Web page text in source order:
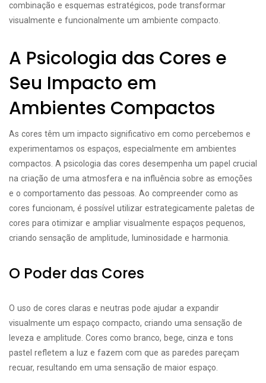
combinação e esquemas estratégicos, pode transformar
visualmente e funcionalmente um ambiente compacto.
A Psicologia das Cores e
Seu Impacto em
Ambientes Compactos
As cores têm um impacto significativo em como percebemos e
experimentamos os espaços, especialmente em ambientes
compactos. A psicologia das cores desempenha um papel crucial
na criação de uma atmosfera e na influência sobre as emoções
e o comportamento das pessoas. Ao compreender como as
cores funcionam, é possível utilizar estrategicamente paletas de
cores para otimizar e ampliar visualmente espaços pequenos,
criando sensação de amplitude, luminosidade e harmonia.
O Poder das Cores
O uso de cores claras e neutras pode ajudar a expandir
visualmente um espaço compacto, criando uma sensação de
leveza e amplitude. Cores como branco, bege, cinza e tons
pastel refletem a luz e fazem com que as paredes pareçam
recuar, resultando em uma sensação de maior espaço.